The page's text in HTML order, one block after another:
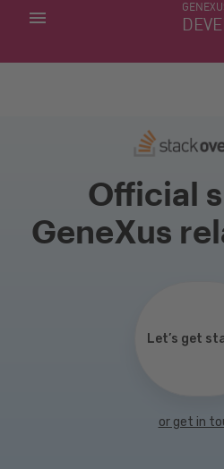
MIS APLICACIONES
Official
GeneXus
Let’s get
or get in